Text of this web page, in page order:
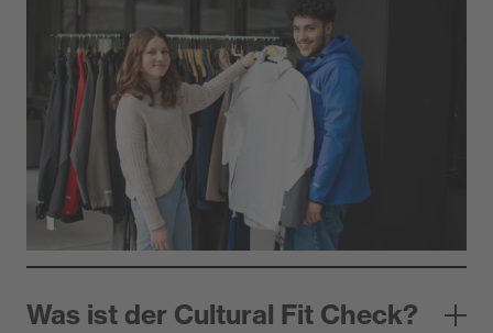
Interview
Sie haben Fragen zum Cultural Fit Check? Hier
finden Sie Antworten!
Was ist der Cultural Fit Check?